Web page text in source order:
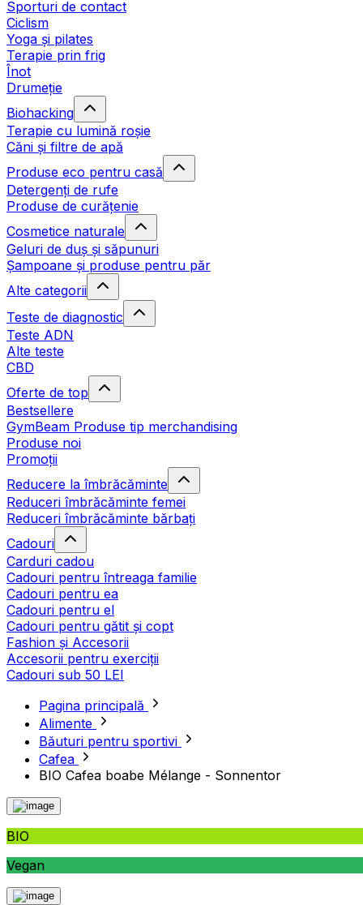
Sporturi de contact
Ciclism
Yoga și pilates
Terapie prin frig
Înot
Drumeție
Biohacking
Terapie cu lumină roșie
Căni și filtre de apă
Produse eco pentru casă
Detergenți de rufe
Produse de curățenie
Cosmetice naturale
Geluri de duș și săpunuri
Șampoane și produse pentru păr
Alte categorii
Teste de diagnostic
Teste ADN
Alte teste
CBD
Oferte de top
Bestsellere
GymBeam Produse tip merchandising
Produse noi
Promoții
Reducere la îmbrăcăminte
Reduceri îmbrăcăminte femei
Reduceri îmbrăcăminte bărbați
Cadouri
Carduri cadou
Cadouri pentru întreaga familie
Cadouri pentru ea
Cadouri pentru el
Cadouri pentru gătit și copt
Fashion și Accesorii
Accesorii pentru exerciții
Cadouri sub 50 LEI
Pagina principală
Alimente
Băuturi pentru sportivi
Cafea
BIO Cafea boabe Mélange - Sonnentor
BIO
Vegan